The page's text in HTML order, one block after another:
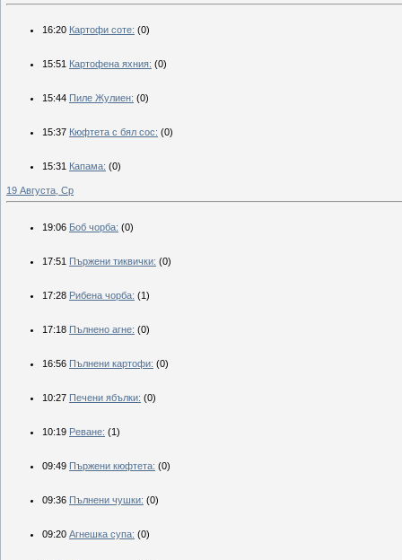
16:20 Картофи соте: (0)
15:51 Картофена яхния: (0)
15:44 Пиле Жулиен: (0)
15:37 Кюфтета с бял сос: (0)
15:31 Капама: (0)
19 Августа, Ср
19:06 Боб чорба: (0)
17:51 Пържени тиквички: (0)
17:28 Рибена чорба: (1)
17:18 Пълнено агне: (0)
16:56 Пълнени картофи: (0)
10:27 Печени ябълки: (0)
10:19 Реване: (1)
09:49 Пържени кюфтета: (0)
09:36 Пълнени чушки: (0)
09:20 Агнешка супа: (0)